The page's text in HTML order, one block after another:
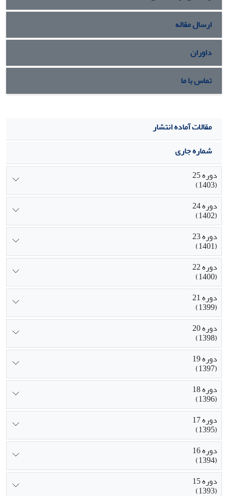
ارسال مقاله
داوران
تماس با ما
مقالات آماده انتشار
شماره جاری
دوره 25
(1403)
دوره 24
(1402)
دوره 23
(1401)
دوره 22
(1400)
دوره 21
(1399)
دوره 20
(1398)
دوره 19
(1397)
دوره 18
(1396)
دوره 17
(1395)
دوره 16
(1394)
دوره 15
(1393)